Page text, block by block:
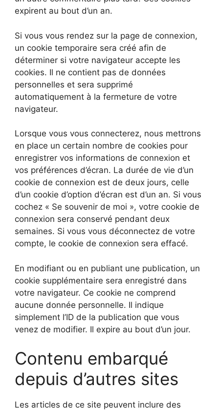
expirent au bout d’un an.
Si vous vous rendez sur la page de connexion,
un cookie temporaire sera créé afin de
déterminer si votre navigateur accepte les
cookies. Il ne contient pas de données
personnelles et sera supprimé
automatiquement à la fermeture de votre
navigateur.
Lorsque vous vous connecterez, nous mettrons
en place un certain nombre de cookies pour
enregistrer vos informations de connexion et
vos préférences d’écran. La durée de vie d’un
cookie de connexion est de deux jours, celle
d’un cookie d’option d’écran est d’un an. Si vous
cochez « Se souvenir de moi », votre cookie de
connexion sera conservé pendant deux
semaines. Si vous vous déconnectez de votre
compte, le cookie de connexion sera effacé.
En modifiant ou en publiant une publication, un
cookie supplémentaire sera enregistré dans
votre navigateur. Ce cookie ne comprend
aucune donnée personnelle. Il indique
simplement l’ID de la publication que vous
venez de modifier. Il expire au bout d’un jour.
Contenu embarqué
depuis d’autres sites
Les articles de ce site peuvent inclure des